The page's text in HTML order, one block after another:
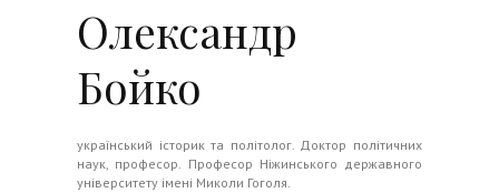
Олександр
Бойко
український історик та політолог. Доктор політичних
наук, професор. Професор Ніжинського державного
університету імені Миколи Гоголя.